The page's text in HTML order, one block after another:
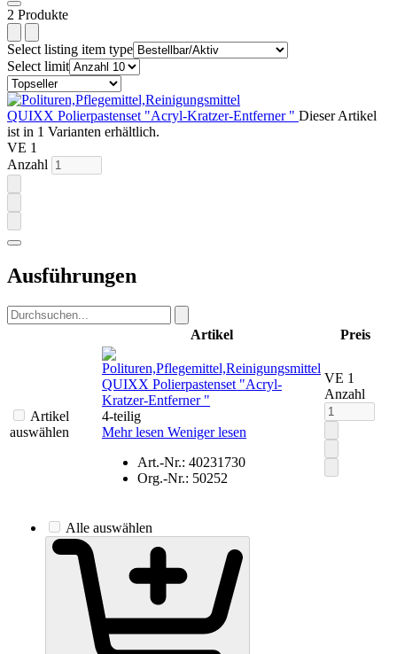
2 Produkte
Select listing item type
Select limit
QUIXX Polierpastenset "Acryl-Kratzer-Entferner " Dieser Artikel
ist in 1 Varianten erhältlich.
VE 1
Anzahl
Ausführungen
Artikel Preis
Artikel
auswählen
QUIXX Polierpastenset "Acryl-
Kratzer-Entferner "
4-teilig
Mehr lesen Weniger lesen
Art.-Nr.: 40231730
Org.-Nr.: 50252
VE 1
Anzahl
Alle auswählen